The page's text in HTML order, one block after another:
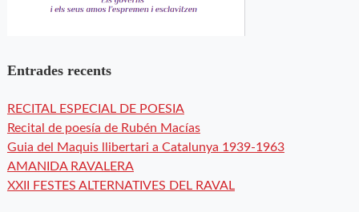
Entrades recents
RECITAL ESPECIAL DE POESIA
Recital de poesía de Rubén Macías
Guia del Maquis llibertari a Catalunya 1939-1963
AMANIDA RAVALERA
XXII FESTES ALTERNATIVES DEL RAVAL